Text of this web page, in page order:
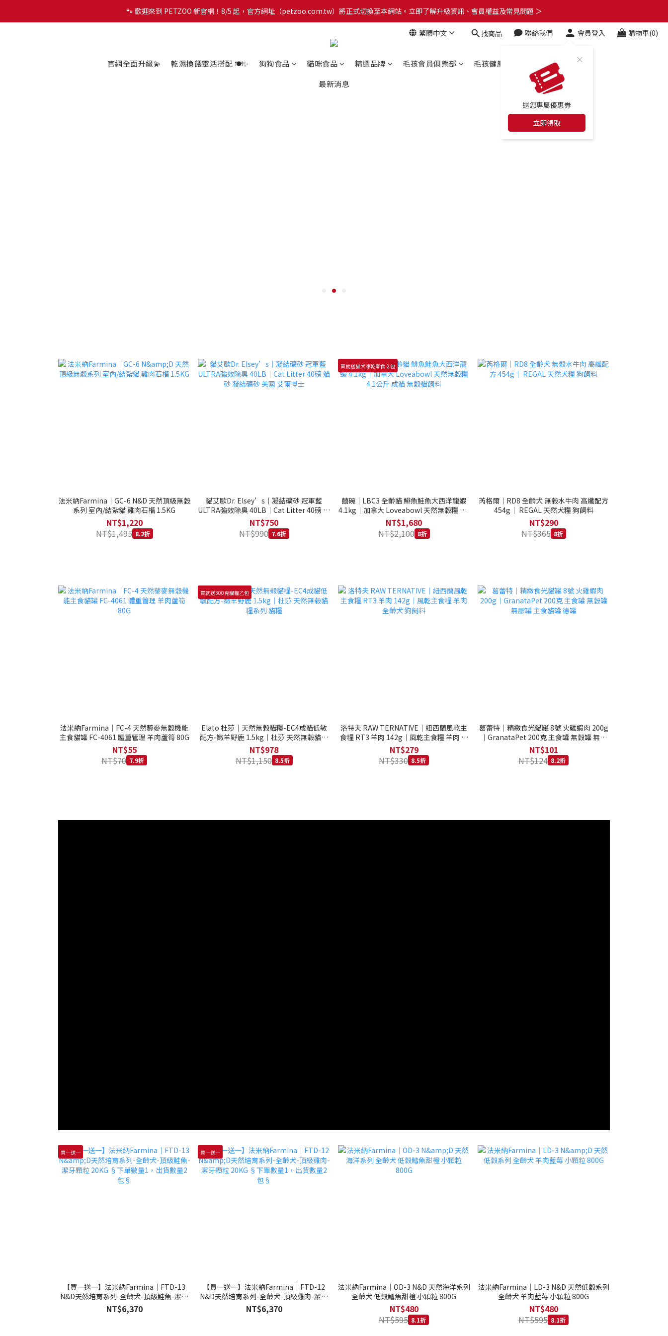
🐾 歡迎來到 PETZOO 新官網！8/5 起，官方網址（petzoo.com.tw）將正式切換至本網站。立即了解升級資訊、會員權益及常見問題 ＞
🐾 歡迎來到 PETZOO 新官網！8/5 起，官方網址（petzoo.com.tw）將正式切換至本網站。立即了解升級資訊、會員權益及常見問題 ＞
✨【新朋友見面禮】現在註冊即領 $100 購物金！全館滿 $1,500 享免運優惠 🎁
繁體中文 找商品 聯絡我們 會員登入
送您專屬優惠券
立即領取
購物車(0)
官網全面升級💫 乾濕換餵靈活搭配 🍽️✨ 狗狗食品 貓咪食品 精選品牌 毛孩會員俱樂部 毛孩健康百科
合作店家
最新消息
法米納Farmina｜GC-6 N&D 天然頂級無穀
系列 室內/結紮貓 雞肉石榴 1.5KG
NT$1,220
NT$1,495 8.2折
貓艾歐Dr. Elsey’s｜凝結礦砂 冠軍藍
ULTRA強效除臭 40LB｜Cat Litter 40磅 貓
砂 凝結礦砂 美國 艾爾博士
NT$750
NT$990 7.6折
買就送貓犬凍乾零食２包
囍碗｜LBC3 全齡貓 鯡魚鮭魚大西洋龍蝦
4.1kg｜加拿大 Loveabowl 天然無穀糧 4.1
公斤 成貓 無穀貓飼料
NT$1,680
NT$2,100 8折
芮格爾｜RD8 全齡犬 無榖水牛肉 高纖配方
454g｜ REGAL 天然犬糧 狗飼料
NT$290
NT$365 8折
法米納Farmina｜FC-4 天然藜麥無穀機能
主食貓罐 FC-4061 體重管理 羊肉蘆筍 80G
NT$55
NT$70 7.9折
買就送300克貓糧乙包
Elato 杜莎｜天然無榖貓糧-EC4成貓低敏
配方-嫩羊野鹿 1.5kg｜杜莎 天然無榖貓糧
系列 貓糧
NT$978
NT$1,150 8.5折
洛特夫 RAW TERNATIVE｜紐西蘭風乾主
食糧 RT3 羊肉 142g｜風乾主食糧 羊肉 全
齡犬 狗飼料
NT$279
NT$330 8.5折
葛蕾特｜精緻食光貓罐 8號 火雞蝦肉 200g
｜GranataPet 200克 主食罐 無穀罐 無膠
罐 主食貓罐 德罐
NT$101
NT$124 8.2折
買一送一
【買一送一】法米納Farmina｜FTD-13
N&D天然培育系列-全齡犬-頂級鮭魚-潔牙
顆粒 20KG §下單數量1，出貨數量2包§
NT$6,370
買一送一
【買一送一】法米納Farmina｜FTD-12
N&D天然培育系列-全齡犬-頂級雞肉-潔牙
顆粒 20KG §下單數量1，出貨數量2包§
NT$6,370
法米納Farmina｜OD-3 N&D 天然海洋系列
全齡犬 低穀鱈魚甜橙 小顆粒 800G
NT$480
NT$595 8.1折
法米納Farmina｜LD-3 N&D 天然低穀系列
全齡犬 羊肉藍莓 小顆粒 800G
NT$480
NT$595 8.1折